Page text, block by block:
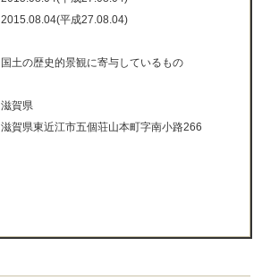
2015.08.04(平成27.08.04)
国土の歴史的景観に寄与しているもの
滋賀県
滋賀県東近江市五個荘山本町字南小路266